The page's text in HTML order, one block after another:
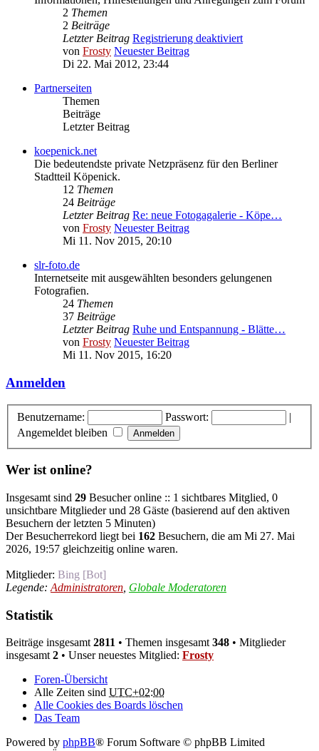
2 Themen
2 Beiträge
Letzter Beitrag Registrierung deaktiviert
von Frosty Neuester Beitrag
Di 22. Mai 2012, 23:44
Partnerseiten
Themen
Beiträge
Letzter Beitrag
koepenick.net
Die bedeutendste private Netzpräsenz für den Berliner
Stadtteil Köpenick.
12 Themen
24 Beiträge
Letzter Beitrag Re: neue Fotogagalerie - Köpe…
von Frosty Neuester Beitrag
Mi 11. Nov 2015, 20:10
slr-foto.de
Internetseite mit ausgewählten besonders gelungenen
Fotografien.
24 Themen
37 Beiträge
Letzter Beitrag Ruhe und Entspannung - Blätte…
von Frosty Neuester Beitrag
Mi 11. Nov 2015, 16:20
Anmelden
Benutzername: Passwort:
|
Angemeldet bleiben
Wer ist online?
Insgesamt sind 29 Besucher online :: 1 sichtbares Mitglied, 0
unsichtbare Mitglieder und 28 Gäste (basierend auf den aktiven
Besuchern der letzten 5 Minuten)
Der Besucherrekord liegt bei 162 Besuchern, die am Mi 27. Mai
2026, 19:57 gleichzeitig online waren.
Mitglieder: Bing [Bot]
Legende: Administratoren Globale Moderatoren
Statistik
Beiträge insgesamt 2811 • Themen insgesamt 348 • Mitglieder
insgesamt 2 • Unser neuestes Mitglied: Frosty
Foren-Übersicht
Alle Zeiten sind UTC+02:00
Alle Cookies des Boards löschen
Das Team
Powered by phpBB® Forum Software © phpBB Limited